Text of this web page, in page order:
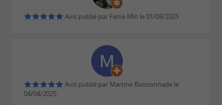
Avis publié par Fanie Mln le 01/08/2025
Avis publié par Martine Boissonnade le
04/04/2025